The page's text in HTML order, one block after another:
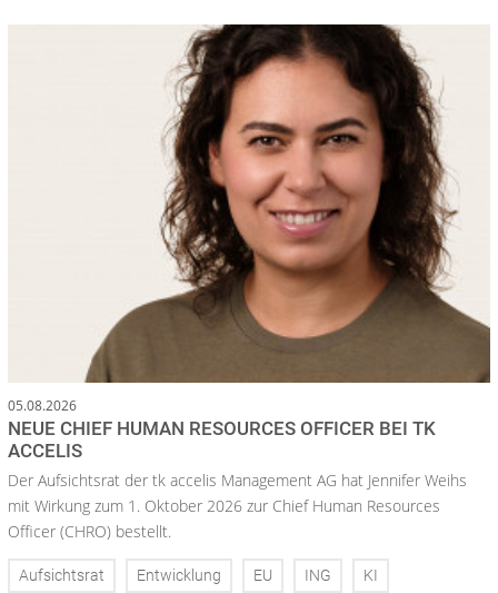
05.08.2026
NEUE CHIEF HUMAN RESOURCES OFFICER BEI TK
ACCELIS
Der Aufsichtsrat der tk accelis Management AG hat Jennifer Weihs
mit Wirkung zum 1. Oktober 2026 zur Chief Human Resources
Officer (CHRO) bestellt.
Aufsichtsrat Entwicklung EU ING KI